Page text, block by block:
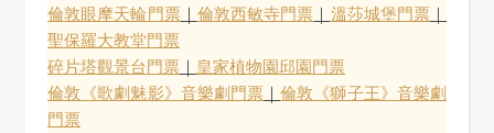
倫敦眼摩天輪門票｜ 倫敦西敏寺門票 ｜ 溫莎城堡門票 ｜
聖保羅大教堂門票
碎片塔觀景台門票 ｜ 皇家植物園邱園門票
倫敦《歌劇魅影》音樂劇門票 ｜倫敦《獅子王》音樂劇
門票